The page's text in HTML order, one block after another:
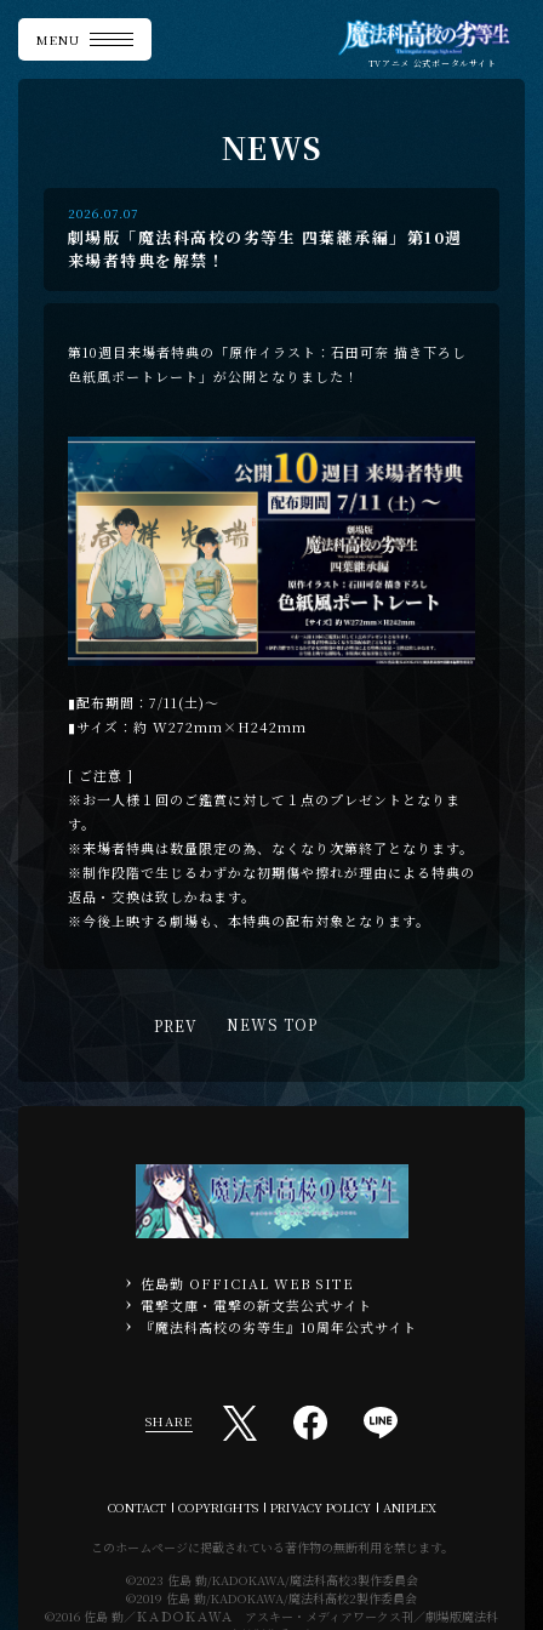
MENU
TVアニメ 公式ポータルサイト
NEWS
2026.07.07
劇場版「魔法科高校の劣等生 四葉継承編」第10週
来場者特典を解禁！
第10週目来場者特典の「原作イラスト：石田可奈 描き下ろし
色紙風ポートレート」が公開となりました！
▮配布期間：7/11(土)～
▮サイズ：約 W272mm×H242mm
[ ご注意 ]
※お一人様１回のご鑑賞に対して１点のプレゼントとなりま
す。
※来場者特典は数量限定の為、なくなり次第終了となります。
※制作段階で生じるわずかな初期傷や擦れが理由による特典の
返品・交換は致しかねます。
※今後上映する劇場も、本特典の配布対象となります。
PREV NEWS TOP
佐島勤 OFFICIAL WEB SITE
電撃文庫・電撃の新文芸公式サイト
『魔法科高校の劣等生』10周年公式サイト
SHARE
CONTACT COPYRIGHTS PRIVACY POLICY ANIPLEX
このホームページに掲載されている著作物の無断利用を禁じます。
©2023 佐島 勤/KADOKAWA/魔法科高校3製作委員会
©2019 佐島 勤/KADOKAWA/魔法科高校2製作委員会
©2016 佐島 勤／ＫＡＤＯＫＡＷＡ アスキー・メディアワークス刊／劇場版魔法科